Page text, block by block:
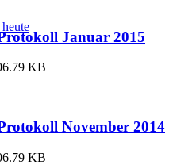
Januar 2015
KB
November 2014
KB